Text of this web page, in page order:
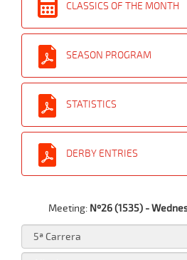
CLASSICS OF THE MONTH
SEASON PROGRAM
STATISTICS
DERBY ENTRIES
Meeting: Nº26 (1535) -